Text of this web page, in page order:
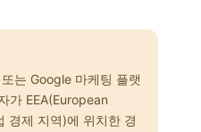
는 Google 마케팅 플랫
가 EEA(European
경제 지역)에 위치한 경